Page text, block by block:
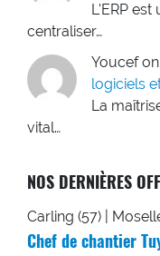
L'ERP
centraliser…
Youcef on
logiciels
La
vital…
NOS DERNIÈRES
Carling (57) |
Chef de chantier